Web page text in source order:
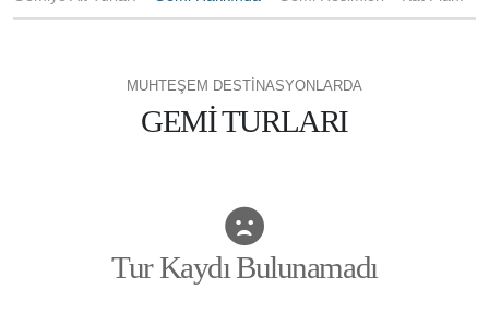
MUHTEŞEM DESTİNASYONLARDA
GEMİ TURLARI
Tur Kaydı Bulunamadı